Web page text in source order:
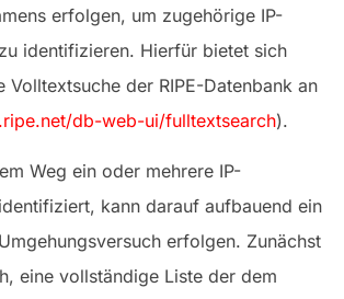
erfolgen, um zugehörige IP-
identifizieren. Hierfür bietet sich
Volltextsuche der RIPE-Datenbank an
db-web-ui/fulltextsearch).
Weg ein oder mehrere IP-
kann darauf aufbauend ein
erfolgen. Zunächst
eine vollständige Liste der dem